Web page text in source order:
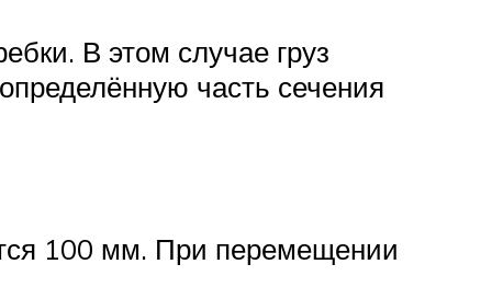
В этом случае груз
часть сечения
100 мм. При перемещении